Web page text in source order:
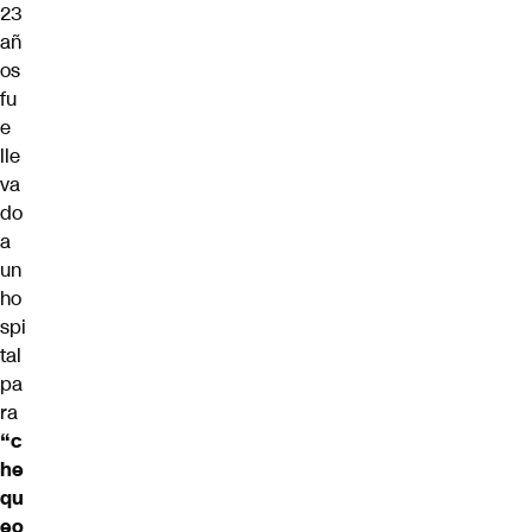
23
añ
os
fu
e
lle
va
do
a
un
ho
spi
tal
pa
ra
“c
he
qu
eo